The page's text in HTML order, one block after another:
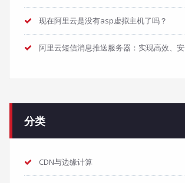
现在阿里云是没有asp虚拟主机了吗？
阿里云短信消息推送服务器：实现高效、
分类
CDN与边缘计算